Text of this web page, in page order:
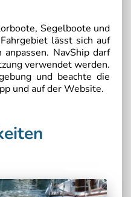
Segelboote und
lässt sich auf
NavShip darf
verwendet werden.
und beachte die
und auf der Website.